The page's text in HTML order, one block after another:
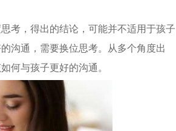
考，得出的结论，可能并不适用于孩子
沟通，需要换位思考。从多个角度出
何与孩子更好的沟通。